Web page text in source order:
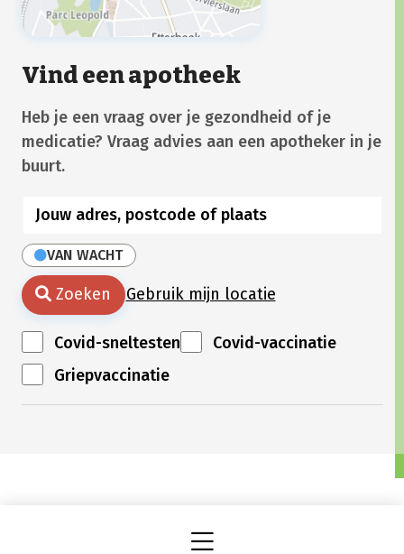
Vind een apotheek
Heb je een vraag over je gezondheid of je
medicatie? Vraag advies aan een apotheker in je
buurt.
VAN WACHT
Zoeken Gebruik mijn locatie
Covid-sneltesten
Covid-vaccinatie
Griepvaccinatie